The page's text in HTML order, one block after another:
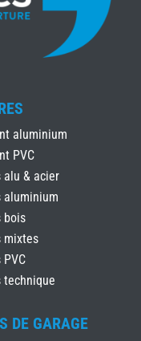
aluminium
PVC
alu & acier
aluminium
bois
mixtes
PVC
technique
DE GARAGE